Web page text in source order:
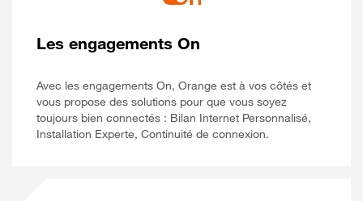
Les engagements On
Avec les engagements On, Orange est à vos côtés et
vous propose des solutions pour que vous soyez
toujours bien connectés : Bilan Internet Personnalisé,
Installation Experte, Continuité de connexion.